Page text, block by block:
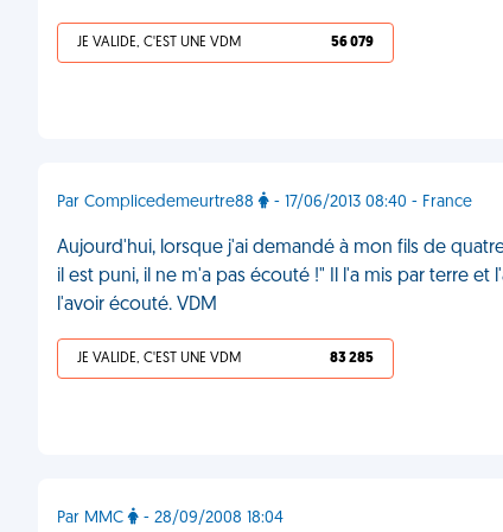
JE VALIDE, C'EST UNE VDM 56 079
Par Complicedemeurtre88 - 17/06/2013 08:40 - France
Aujourd'hui, lorsque j'ai demandé à mon fils de
il est puni, il ne m'a pas écouté !" Il l'a mis par terre
l'avoir écouté. VDM
JE VALIDE, C'EST UNE VDM 83 285
Par MMC - 28/09/2008 18:04